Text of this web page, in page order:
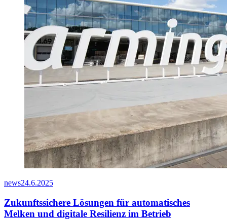
news24.6.2025
Zukunftssichere Lösungen für automatisches
Melken und digitale Resilienz im Betrieb